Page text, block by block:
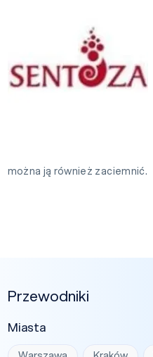
można ją również zaciemnić.
Przewodniki
Miasta